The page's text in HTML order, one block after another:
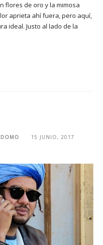
flores de oro y la mimosa
aprieta ahí fuera, pero aquí,
ideal. Justo al lado de la
15 JUNIO, 2017